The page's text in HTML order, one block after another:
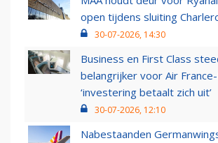
open tijdens sluiting
30-07-2026, 14:30
Business en First Class
belangrijker voor Air
‘investering betaalt zich uit’
30-07-2026, 12:10
Nabestaanden